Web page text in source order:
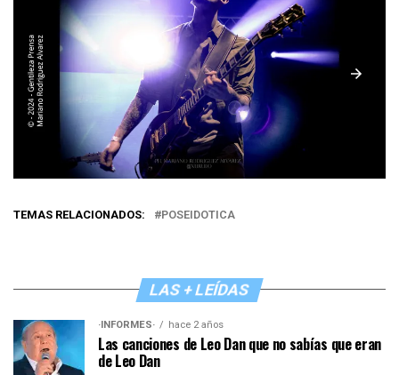
TEMAS RELACIONADOS: POSEIDOTICA
LAS + LEÍDAS
·INFORMES· hace 2 años
Las canciones de Leo Dan que no sabías que eran
de Leo Dan